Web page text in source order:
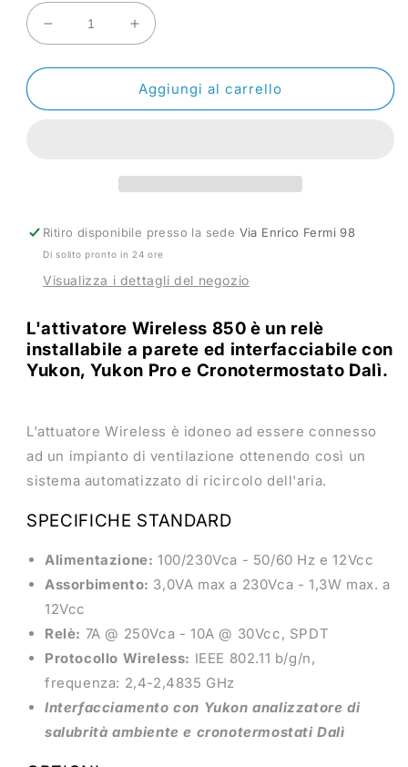
Diminuisci
quantità
per
850
Aumenta
quantità
per
Relè
850
Aggiungi al carrello
Ritiro disponibile presso la sede Via Enrico Fermi 98
Di solito pronto in 24 ore
Visualizza i dettagli del negozio
L'attivatore Wireless 850 è un relè
installabile a parete ed interfacciabile con
Yukon, Yukon Pro e Cronotermostato Dalì.
L'attuatore Wireless è idoneo ad essere connesso
ad un impianto di ventilazione ottenendo così un
sistema automatizzato di ricircolo dell'aria.
SPECIFICHE STANDARD
Alimentazione: 100/230Vca - 50/60 Hz e 12Vcc
Assorbimento: 3,0VA max a 230Vca - 1,3W max. a
12Vcc
Relè: 7A @ 250Vca - 10A @ 30Vcc, SPDT
Protocollo Wireless: IEEE 802.11 b/g/n,
frequenza: 2,4-2,4835 GHz
Interfacciamento con Yukon analizzatore di
salubrità ambiente e cronotermostati Dalì